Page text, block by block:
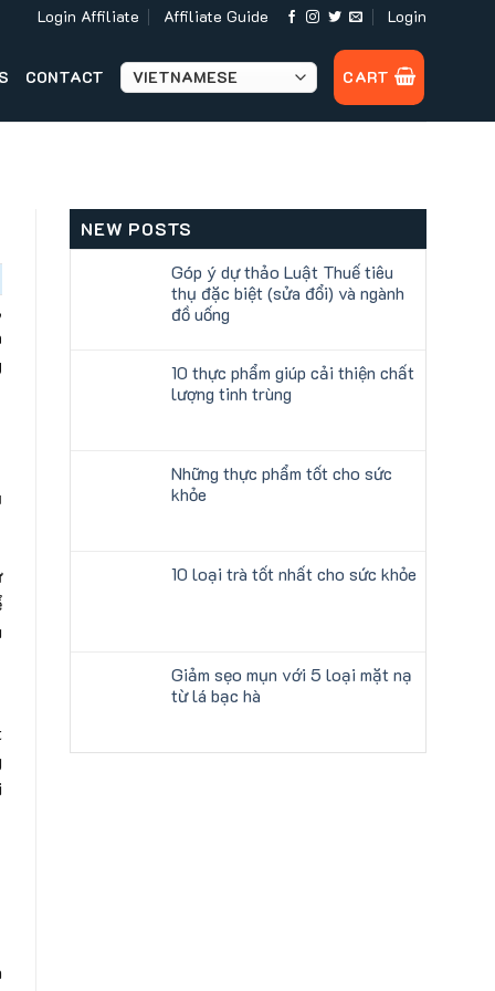
Login Affiliate Affiliate Guide Login
CONTACT CART
NEW POSTS
Góp ý dự thảo Luật Thuế tiêu
thụ đặc biệt (sửa đổi) và ngành
đồ uống
10 thực phẩm giúp cải thiện chất
lượng tinh trùng
Những thực phẩm tốt cho sức
khỏe
10 loại trà tốt nhất cho sức khỏe
Giảm sẹo mụn với 5 loại mặt nạ
từ lá bạc hà